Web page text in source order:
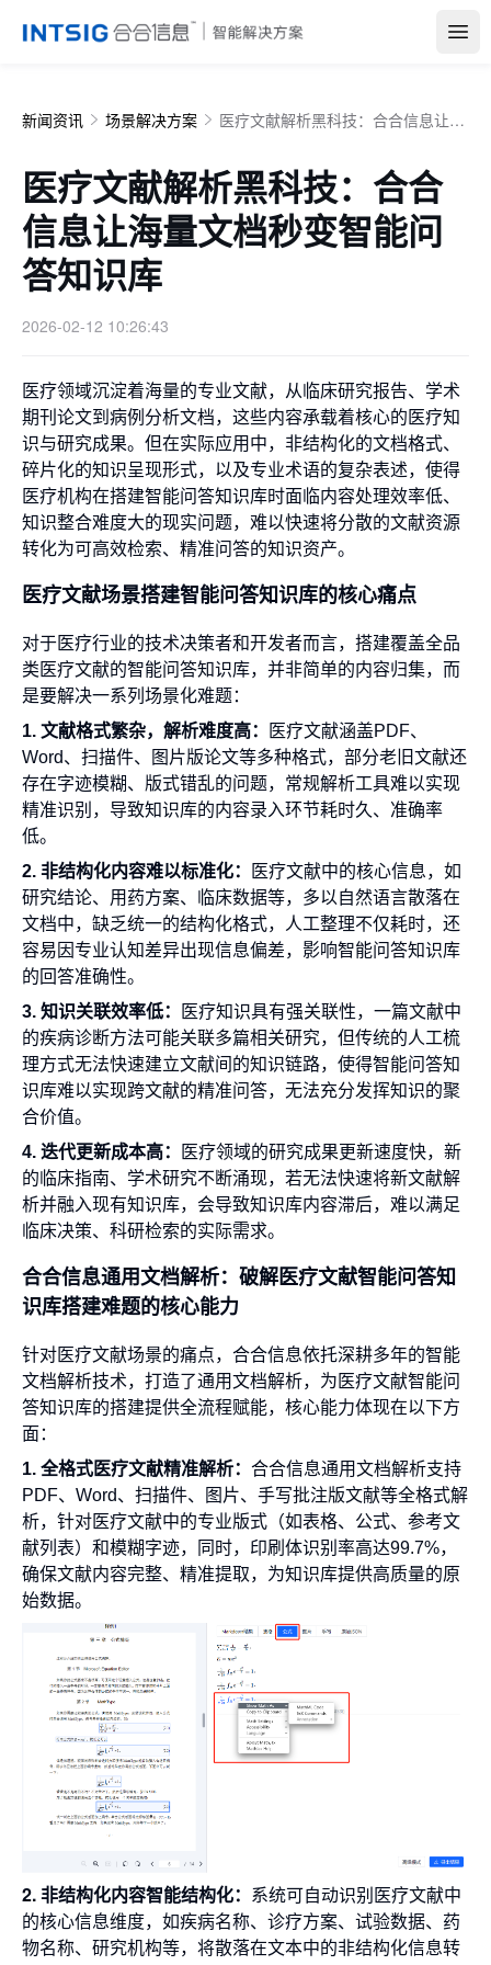
新闻资讯 场景解决方案 医疗文献解析黑科技：合合信息让海量文档秒变智能问答知识库
医疗文献解析黑科技：合合
信息让海量文档秒变智能问
答知识库
2026-02-12 10:26:43
医疗领域沉淀着海量的专业文献，从临床研究报告、学术
期刊论文到病例分析文档，这些内容承载着核心的医疗知
识与研究成果。但在实际应用中，非结构化的文档格式、
碎片化的知识呈现形式，以及专业术语的复杂表述，使得
医疗机构在搭建智能问答知识库时面临内容处理效率低、
知识整合难度大的现实问题，难以快速将分散的文献资源
转化为可高效检索、精准问答的知识资产。
医疗文献场景搭建智能问答知识库的核心痛点
对于医疗行业的技术决策者和开发者而言，搭建覆盖全品
类医疗文献的智能问答知识库，并非简单的内容归集，而
是要解决一系列场景化难题：
1. 文献格式繁杂，解析难度高：
医疗文献涵盖PDF、
Word、扫描件、图片版论文等多种格式，部分老旧文献还
存在字迹模糊、版式错乱的问题，常规解析工具难以实现
精准识别，导致知识库的内容录入环节耗时久、准确率
低。
2. 非结构化内容难以标准化：
医疗文献中的核心信息，如
研究结论、用药方案、临床数据等，多以自然语言散落在
文档中，缺乏统一的结构化格式，人工整理不仅耗时，还
容易因专业认知差异出现信息偏差，影响智能问答知识库
的回答准确性。
3. 知识关联效率低：
医疗知识具有强关联性，一篇文献中
的疾病诊断方法可能关联多篇相关研究，但传统的人工梳
理方式无法快速建立文献间的知识链路，使得智能问答知
识库难以实现跨文献的精准问答，无法充分发挥知识的聚
合价值。
4. 迭代更新成本高：
医疗领域的研究成果更新速度快，新
的临床指南、学术研究不断涌现，若无法快速将新文献解
析并融入现有知识库，会导致知识库内容滞后，难以满足
临床决策、科研检索的实际需求。
合合信息通用文档解析：破解医疗文献智能问答知
识库搭建难题的核心能力
针对医疗文献场景的痛点，合合信息依托深耕多年的智能
文档解析技术，打造了通用文档解析，为医疗文献智能问
答知识库的搭建提供全流程赋能，核心能力体现在以下方
面：
1. 全格式医疗文献精准解析： 合合信息通用文档解析支持
PDF、Word、扫描件、图片、手写批注版文献等全格式解
析，针对医疗文献中的专业版式（如表格、公式、参考文
献列表）和模糊字迹，同时，印刷体识别率高达99.7%，
确保文献内容完整、精准提取，为知识库提供高质量的原
始数据。
2. 非结构化内容智能结构化： 系统可自动识别医疗文献中
的核心信息维度，如疾病名称、诊疗方案、试验数据、药
物名称、研究机构等，将散落在文本中的非结构化信息转